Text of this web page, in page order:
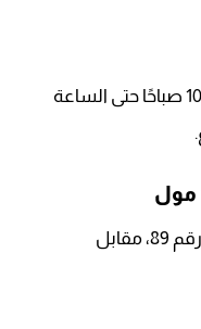
: من الساعة 10:00 صباحًا حتى الساعة
: كيو 1 مول، محل رقم 89، مقابل